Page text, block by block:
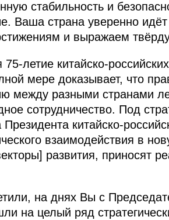
стабильность и
Ваша страна уверенно
и выражаем
75-летие китайско-
мере доказывает, что
между разными странами
сотрудничество. Под
Президента китайско-
взаимодействия в
развития, приносят
на днях Вы с
на целый ряд